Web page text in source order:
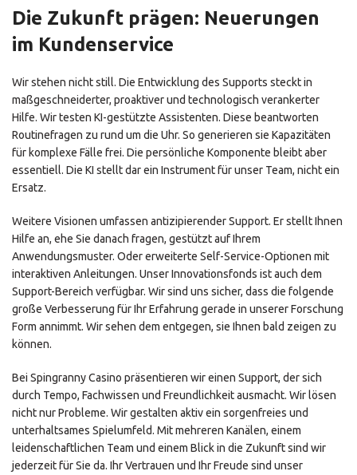
Die Zukunft prägen: Neuerungen
im Kundenservice
Wir stehen nicht still. Die Entwicklung des Supports steckt in
maßgeschneiderter, proaktiver und technologisch verankerter
Hilfe. Wir testen KI-gestützte Assistenten. Diese beantworten
Routinefragen zu rund um die Uhr. So generieren sie Kapazitäten
für komplexe Fälle frei. Die persönliche Komponente bleibt aber
essentiell. Die KI stellt dar ein Instrument für unser Team, nicht ein
Ersatz.
Weitere Visionen umfassen antizipierender Support. Er stellt Ihnen
Hilfe an, ehe Sie danach fragen, gestützt auf Ihrem
Anwendungsmuster. Oder erweiterte Self-Service-Optionen mit
interaktiven Anleitungen. Unser Innovationsfonds ist auch dem
Support-Bereich verfügbar. Wir sind uns sicher, dass die folgende
große Verbesserung für Ihr Erfahrung gerade in unserer Forschung
Form annimmt. Wir sehen dem entgegen, sie Ihnen bald zeigen zu
können.
Bei Spingranny Casino präsentieren wir einen Support, der sich
durch Tempo, Fachwissen und Freundlichkeit ausmacht. Wir lösen
nicht nur Probleme. Wir gestalten aktiv ein sorgenfreies und
unterhaltsames Spielumfeld. Mit mehreren Kanälen, einem
leidenschaftlichen Team und einem Blick in die Zukunft sind wir
jederzeit für Sie da. Ihr Vertrauen und Ihr Freude sind unser